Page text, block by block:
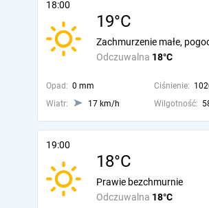
18:00
19°C
Odczuwalna 18°C
Zachmurzenie małe,
Opad: 0 mm Ciśnienie:
Wiatr:
17 km/h Wilgotność:
19:00
18°C
Odczuwalna 18°C
Prawie bezchmurnie